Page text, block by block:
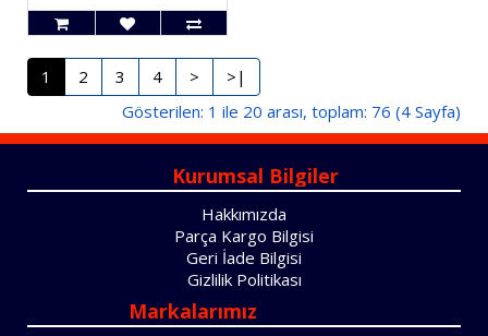
1 2 3 4 >
>|
Gösterilen: 1 ile 20 arası, toplam: 76 (4 Sayfa)
Kurumsal Bilgiler
Hakkımızda
Parça Kargo Bilgisi
Geri İade Bilgisi
Gizlilik Politikası
Markalarımız